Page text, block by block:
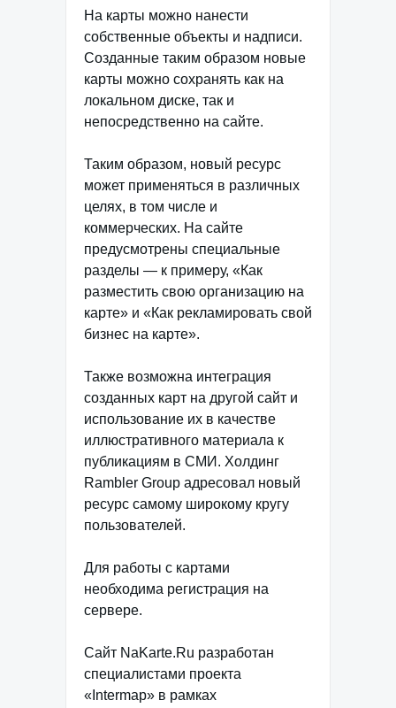
На карты можно нанести
собственные объекты и надписи.
Созданные таким образом новые
карты можно сохранять как на
локальном диске, так и
непосредственно на сайте.
Таким образом, новый ресурс
может применяться в различных
целях, в том числе и
коммерческих. На сайте
предусмотрены специальные
разделы — к примеру, «Как
разместить свою организацию на
карте» и «Как рекламировать свой
бизнес на карте».
Также возможна интеграция
созданных карт на другой сайт и
использование их в качестве
иллюстративного материала к
публикациям в СМИ. Холдинг
Rambler Group адресовал новый
ресурс самому широкому кругу
пользователей.
Для работы с картами
необходима регистрация на
сервере.
Сайт NaKarte.Ru разработан
специалистами проекта
«Intermap» в рамках